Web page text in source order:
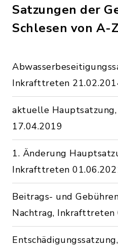
Satzungen der
Schlesen von A-
Inkrafttreten
aktuelle
17.04.2019
1. Änderung
Inkrafttreten
Beitrags- und
Nachtrag, Inkrafttreten
Entschädigungssatzung,